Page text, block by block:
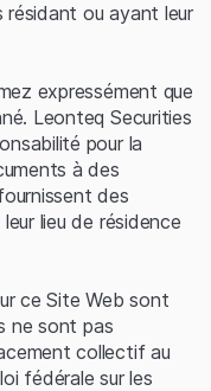
résidant ou ayant leur
expressément que
Leonteq Securities
pour la
à des
des
lieu de résidence
ce Site Web sont
ne sont pas
collectif au
fédérale sur les